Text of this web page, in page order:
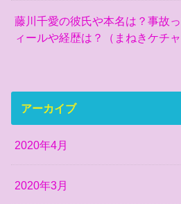
藤川千愛の彼氏や本名は？事故
ィールや経歴は？（まねきケチャ
アーカイブ
2020年4月
2020年3月